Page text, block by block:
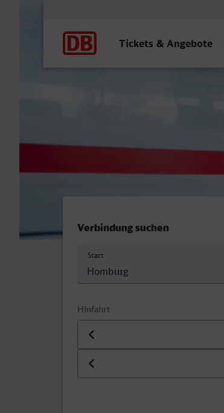
Tickets & Angebote
Homburg (Saar) Hbf
Verbindung suchen
Start
Hinfahrt
Datum der Hinfahrt
Uhrzeit der Hinfahrt